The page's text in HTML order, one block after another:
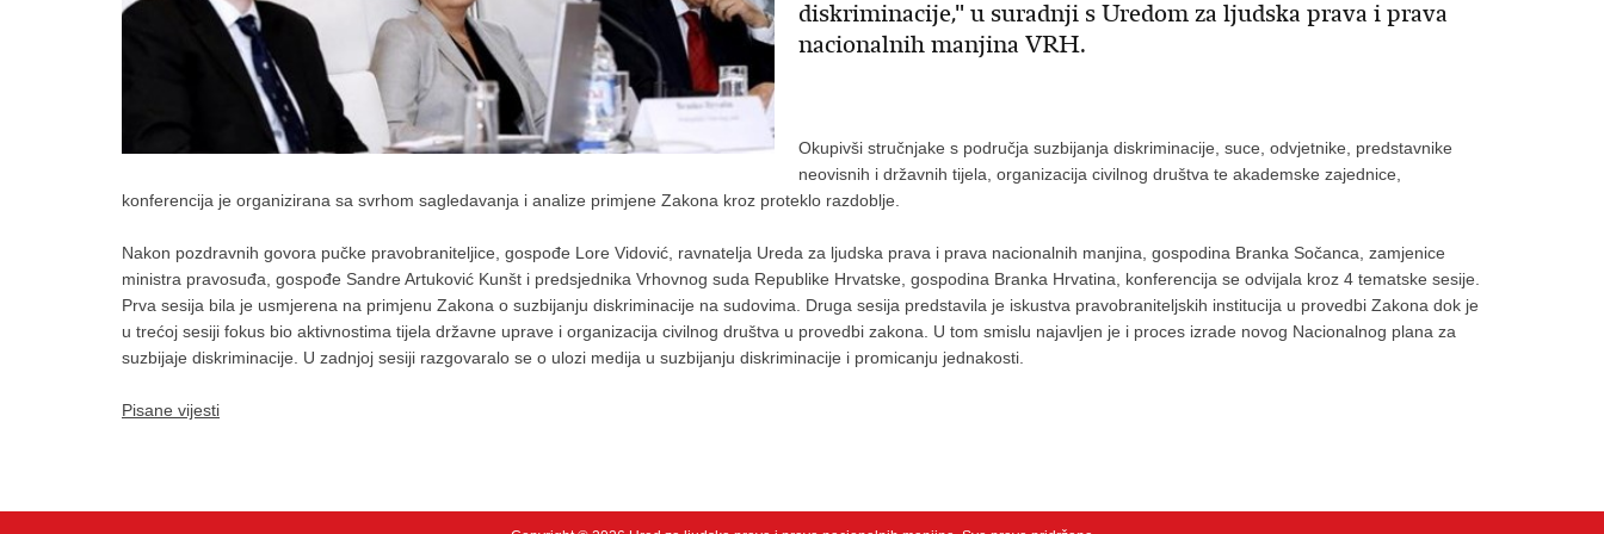
diskriminacije," u suradnji s Uredom za ljudska prava i prava
nacionalnih manjina VRH.
Okupivši stručnjake s područja suzbijanja diskriminacije, suce, odvjetnike, predstavnike
neovisnih i državnih tijela, organizacija civilnog društva te akademske zajednice,
konferencija je organizirana sa svrhom sagledavanja i analize primjene Zakona kroz proteklo razdoblje.
Nakon pozdravnih govora pučke pravobraniteljice, gospođe Lore Vidović, ravnatelja Ureda za ljudska prava i prava nacionalnih manjina, gospodina Branka Sočanca, zamjenice
ministra pravosuđa, gospođe Sandre Artuković Kunšt i predsjednika Vrhovnog suda Republike Hrvatske, gospodina Branka Hrvatina, konferencija se odvijala kroz 4 tematske sesije.
Prva sesija bila je usmjerena na primjenu Zakona o suzbijanju diskriminacije na sudovima. Druga sesija predstavila je iskustva pravobraniteljskih institucija u provedbi Zakona dok je
u trećoj sesiji fokus bio aktivnostima tijela državne uprave i organizacija civilnog društva u provedbi zakona. U tom smislu najavljen je i proces izrade novog Nacionalnog plana za
suzbijaje diskriminacije. U zadnjoj sesiji razgovaralo se o ulozi medija u suzbijanju diskriminacije i promicanju jednakosti.
Pisane vijesti